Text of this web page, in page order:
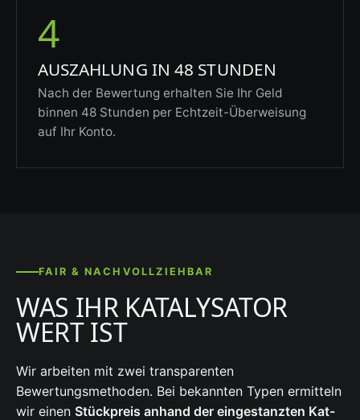
4
AUSZAHLUNG IN 48 STUNDEN
Nach der Bewertung erhalten Sie Ihr Geld
binnen 48 Stunden per Echtzeit-Überweisung
auf Ihr Konto.
FAIR & NACHVOLLZIEHBAR
WAS IHR KATALYSATOR
WERT IST
Wir arbeiten mit zwei transparenten
Bewertungsmethoden. Bei bekannten Typen ermitteln
wir einen Stückpreis anhand der eingestanzten Kat-